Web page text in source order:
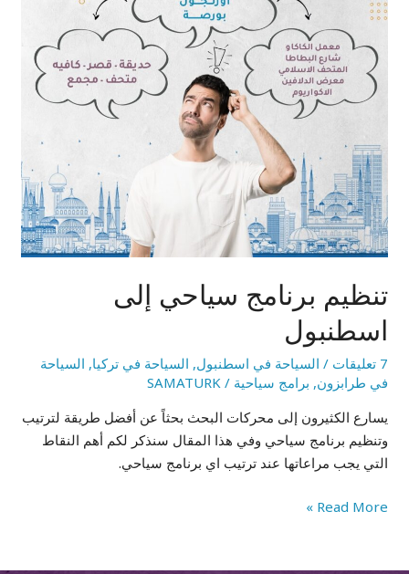
تنظيم برنامج سياحي إلى
اسطنبول
7 تعليقات / السياحة في اسطنبول, السياحة في تركيا, السياحة
في طرابزون, برامج سياحية /
SAMATURK
يسارع الكثيرون إلى محركات البحث بحثاً عن أفضل طريقة لترتيب
وتنظيم برنامج سياحي وفي هذا المقال سنذكر لكم أهم النقاط
التي يجب مراعاتها عند ترتيب اي برنامج سياحي.
Read More »